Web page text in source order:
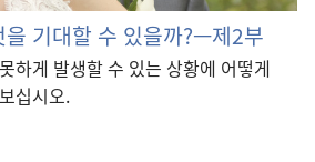
을 기대할 수 있을까?—제2부
하게 발생할 수 있는 상황에 어떻게
십시오.